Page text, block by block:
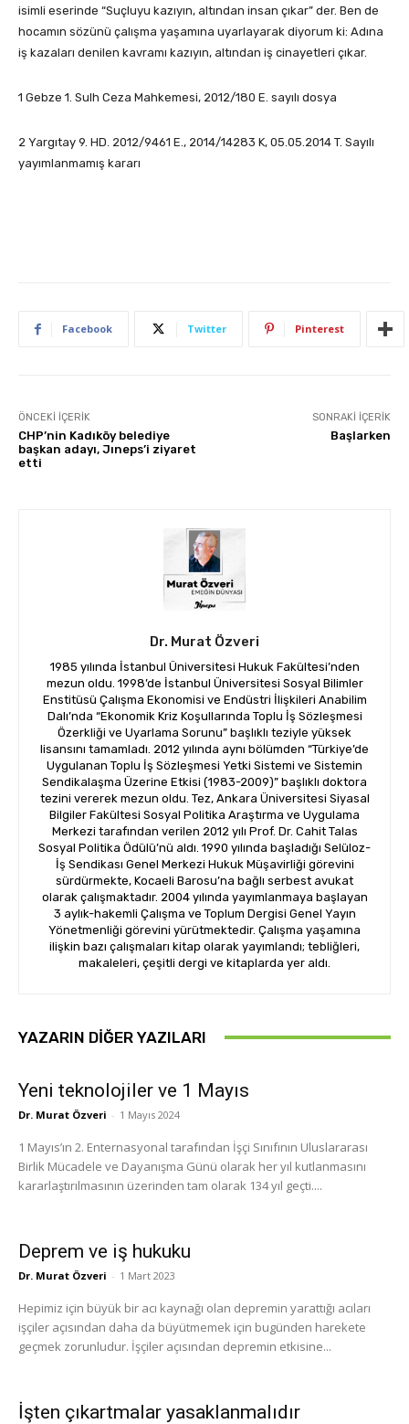
isimli eserinde “Suçluyu kazıyın, altından insan çıkar” der. Ben de
hocamın sözünü çalışma yaşamına uyarlayarak diyorum ki: Adına
iş kazaları denilen kavramı kazıyın, altından iş cinayetleri çıkar.
1 Gebze 1. Sulh Ceza Mahkemesi, 2012/180 E. sayılı dosya
2 Yargıtay 9. HD. 2012/9461 E., 2014/14283 K, 05.05.2014 T. Sayılı
yayımlanmamış kararı
Facebook Twitter Pinterest
ÖNCEKI İÇERIK
CHP’nin Kadıköy belediye
başkan adayı, Jıneps’i ziyaret
etti
SONRAKI İÇERIK
Başlarken
Dr. Murat Özveri
1985 yılında İstanbul Üniversitesi Hukuk Fakültesi’nden
mezun oldu. 1998’de İstanbul Üniversitesi Sosyal Bilimler
Enstitüsü Çalışma Ekonomisi ve Endüstri İlişkileri Anabilim
Dalı’nda “Ekonomik Kriz Koşullarında Toplu İş Sözleşmesi
Özerkliği ve Uyarlama Sorunu” başlıklı teziyle yüksek
lisansını tamamladı. 2012 yılında aynı bölümden “Türkiye’de
Uygulanan Toplu İş Sözleşmesi Yetki Sistemi ve Sistemin
Sendikalaşma Üzerine Etkisi (1983-2009)” başlıklı doktora
tezini vererek mezun oldu. Tez, Ankara Üniversitesi Siyasal
Bilgiler Fakültesi Sosyal Politika Araştırma ve Uygulama
Merkezi tarafından verilen 2012 yılı Prof. Dr. Cahit Talas
Sosyal Politika Ödülü’nü aldı. 1990 yılında başladığı Selüloz-
İş Sendikası Genel Merkezi Hukuk Müşavirliği görevini
sürdürmekte, Kocaeli Barosu’na bağlı serbest avukat
olarak çalışmaktadır. 2004 yılında yayımlanmaya başlayan
3 aylık-hakemli Çalışma ve Toplum Dergisi Genel Yayın
Yönetmenliği görevini yürütmektedir. Çalışma yaşamına
ilişkin bazı çalışmaları kitap olarak yayımlandı; tebliğleri,
makaleleri, çeşitli dergi ve kitaplarda yer aldı.
YAZARIN DIĞER YAZILARI
Yeni teknolojiler ve 1 Mayıs
Dr. Murat Özveri - 1 Mayıs 2024
1 Mayıs’ın 2. Enternasyonal tarafından İşçi Sınıfının Uluslararası
Birlik Mücadele ve Dayanışma Günü olarak her yıl kutlanmasını
kararlaştırılmasının üzerinden tam olarak 134 yıl geçti....
Deprem ve iş hukuku
Dr. Murat Özveri - 1 Mart 2023
Hepimiz için büyük bir acı kaynağı olan depremin yarattığı acıları
işçiler açısından daha da büyütmemek için bugünden harekete
geçmek zorunludur. İşçiler açısından depremin etkisine...
İşten çıkartmalar yasaklanmalıdır